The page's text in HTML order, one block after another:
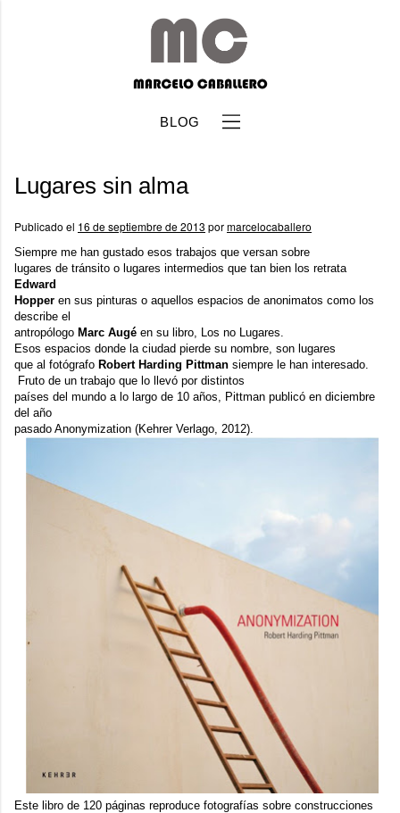
BLOG
Lugares sin alma
Publicado el 16 de septiembre de 2013 pormarcelocaballero
Siempre me han gustado esos trabajos que versan sobre
lugares de tránsito o lugares intermedios que tan bien los retrata
Edward
Hopper en sus pinturas o aquellos espacios de anonimatos como los
describe el
antropólogo Marc Augé en su libro, Los no Lugares.
Esos espacios donde la ciudad pierde su nombre, son lugares
que al fotógrafo Robert Harding Pittman siempre le han interesado.
Fruto de un trabajo que lo llevó por distintos
países del mundo a lo largo de 10 años, Pittman publicó en diciembre
del año
pasado Anonymization (Kehrer Verlago, 2012).
Este libro de 120 páginas reproduce fotografías sobre construcciones